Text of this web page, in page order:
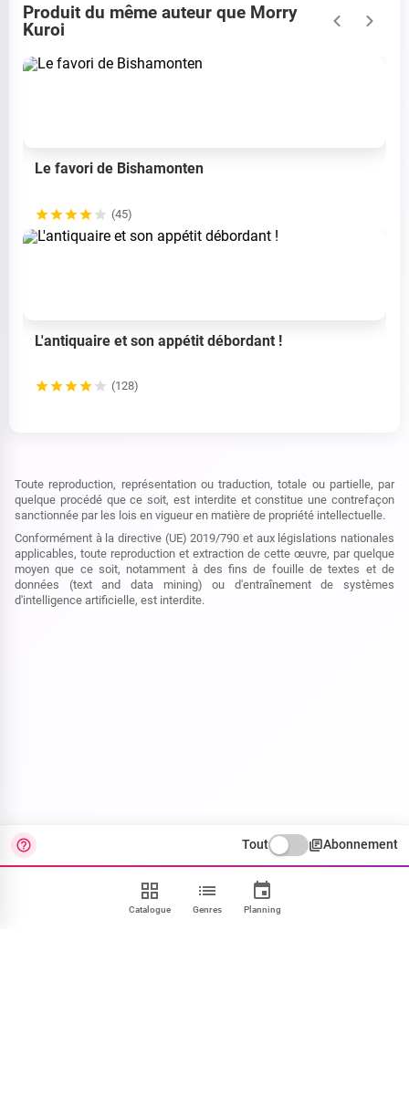
Produit du même auteur que Morry
Kuroi
Le favori de Bishamonten
(45)
L'antiquaire et son appétit débordant !
(128)
Toute reproduction, représentation ou traduction, totale ou partielle, par
quelque procédé que ce soit, est interdite et constitue une contrefaçon
sanctionnée par les lois en vigueur en matière de propriété intellectuelle.
Conformément à la directive (UE) 2019/790 et aux législations nationales
applicables, toute reproduction et extraction de cette œuvre, par quelque
moyen que ce soit, notamment à des fins de fouille de textes et de
données (text and data mining) ou d'entraînement de systèmes
d'intelligence artificielle, est interdite.
Catalogue Genres Planning
Tout Abonnement